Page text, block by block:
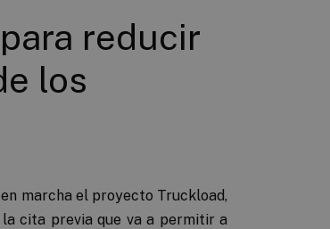
reducir
los
marcha el proyecto Truckload,
cita previa que va a permitir a